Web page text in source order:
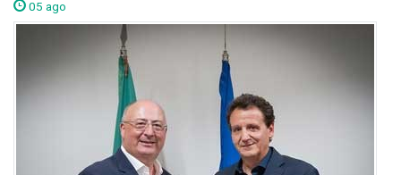
05 ago